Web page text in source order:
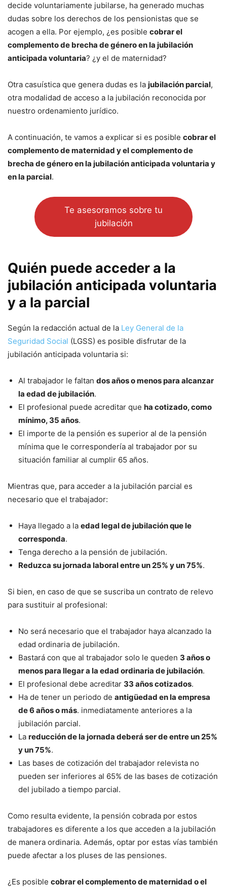
decide voluntariamente jubilarse, ha generado muchas
dudas sobre los derechos de los pensionistas que se
acogen a ella. Por ejemplo, ¿es posible cobrar el
complemento de brecha de género en la jubilación
anticipada voluntaria? ¿y el de maternidad?
Otra casuística que genera dudas es la jubilación parcial,
otra modalidad de acceso a la jubilación reconocida por
nuestro ordenamiento jurídico.
A continuación, te vamos a explicar si es posible cobrar el
complemento de maternidad y el complemento de
brecha de género en la jubilación anticipada voluntaria y
en la parcial.
Te asesoramos sobre tu
jubilación
Quién puede acceder a la
jubilación anticipada voluntaria
y a la parcial
Según la redacción actual de la Ley General de la
Seguridad Social (LGSS) es posible disfrutar de la
jubilación anticipada voluntaria si:
Al trabajador le faltan dos años o menos para alcanzar
la edad de jubilación.
El profesional puede acreditar que ha cotizado, como
mínimo, 35 años.
El importe de la pensión es superior al de la pensión
mínima que le correspondería al trabajador por su
situación familiar al cumplir 65 años.
Mientras que, para acceder a la jubilación parcial es
necesario que el trabajador:
Haya llegado a la edad legal de jubilación que le
corresponda.
Tenga derecho a la pensión de jubilación.
Reduzca su jornada laboral entre un 25% y un 75%.
Si bien, en caso de que se suscriba un contrato de relevo
para sustituir al profesional:
No será necesario que el trabajador haya alcanzado la
edad ordinaria de jubilación.
Bastará con que al trabajador solo le queden 3 años o
menos para llegar a la edad ordinaria de jubilación.
El profesional debe acreditar 33 años cotizados.
Ha de tener un periodo de antigüedad en la empresa
de 6 años o más. inmediatamente anteriores a la
jubilación parcial.
La reducción de la jornada deberá ser de entre un 25%
y un 75%.
Las bases de cotización del trabajador relevista no
pueden ser inferiores al 65% de las bases de cotización
del jubilado a tiempo parcial.
Como resulta evidente, la pensión cobrada por estos
trabajadores es diferente a los que acceden a la jubilación
de manera ordinaria. Además, optar por estas vías también
puede afectar a los pluses de las pensiones.
¿Es posible cobrar el complemento de maternidad o el